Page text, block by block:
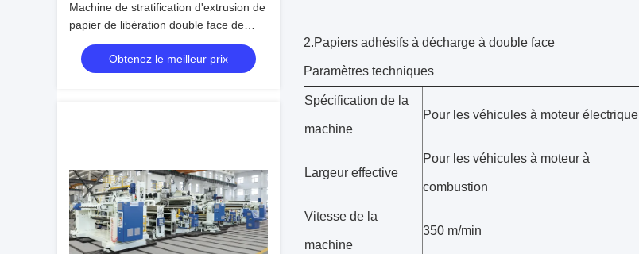
Machine de stratification d'extrusion de
papier de libération double face de
grande valeur
Obtenez le meilleur prix
2.Papiers adhésifs à décharge à double face
Paramètres techniques
Spécification de la
machine
Pour les véhicules à moteur électrique
Largeur effective
Pour les véhicules à moteur à
combustion
Vitesse de la
machine
350 m/min